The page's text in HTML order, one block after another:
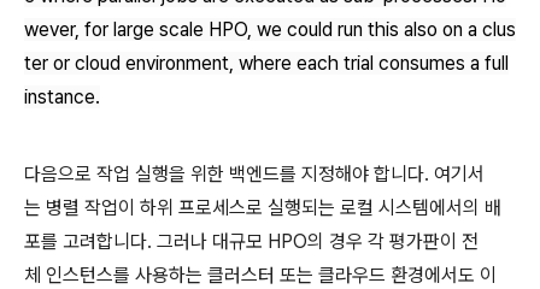
wever, for large scale HPO, we could run this also on a clus
ter or cloud environment, where each trial consumes a full
instance.
다음으로 작업 실행을 위한 백엔드를 지정해야 합니다. 여기서
는 병렬 작업이 하위 프로세스로 실행되는 로컬 시스템에서의 배
포를 고려합니다. 그러나 대규모 HPO의 경우 각 평가판이 전
체 인스턴스를 사용하는 클러스터 또는 클라우드 환경에서도 이